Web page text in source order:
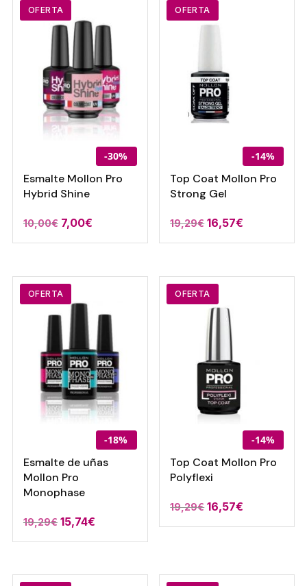
19,60€.
19,60€.
OFERTA
-30%
Esmalte Mollon Pro
Hybrid Shine
10,00€ El
precio
era:
10,00€.
7,00€El
precio
es:
OFERTA
-14%
Top Coat Mollon Pro
Strong Gel
19,29€ El
precio
era:
19,29€.
16,57€
precio
es:
OFERTA
-18%
Esmalte de uñas
Mollon Pro
Monophase
19,29€ El
precio
era:
15,74€El
precio
es:
OFERTA
-14%
Top Coat Mollon Pro
Polyflexi
19,29€ El
precio
19,29€.
16,57€
precio
16,57€.